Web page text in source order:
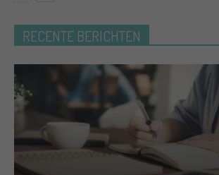
RECENTE BERICHTEN